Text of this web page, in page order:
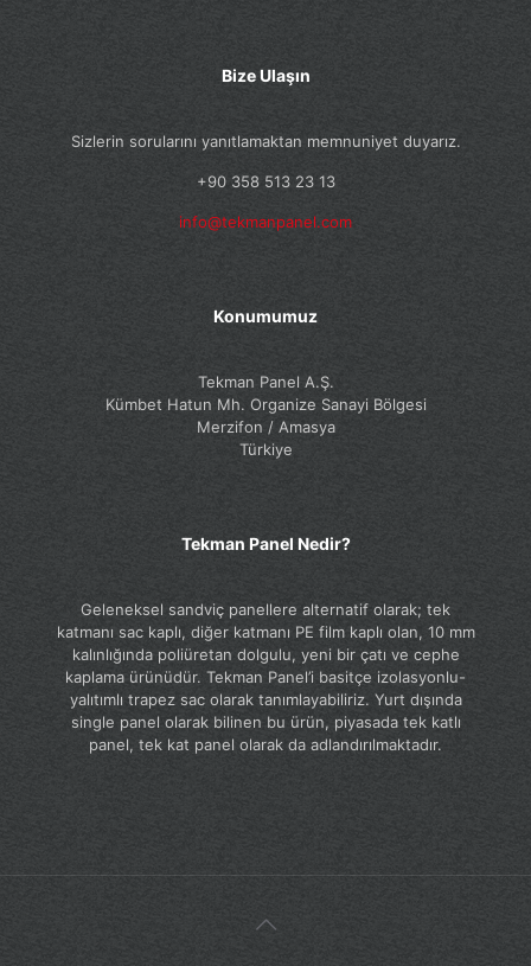
Sizlerin sorularını yanıtlamaktan memnuniyet duyarız.
+90 358 513 23 13
Tekman Panel A.Ş.
Kümbet Hatun Mh. Organize Sanayi Bölgesi
Merzifon / Amasya
Geleneksel sandviç panellere alternatif olarak; tek
katmanı sac kaplı, diğer katmanı PE film kaplı olan, 10 mm
kalınlığında poliüretan dolgulu, yeni bir çatı ve cephe
kaplama ürünüdür. Tekman Panel’i basitçe izolasyonlu-
yalıtımlı trapez sac olarak tanımlayabiliriz. Yurt dışında
single panel olarak bilinen bu ürün, piyasada tek katlı